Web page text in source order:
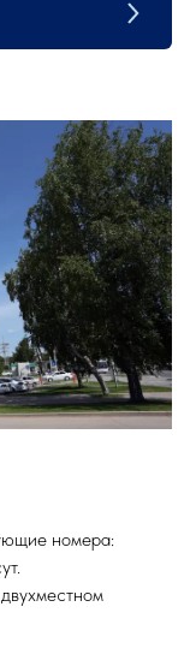
номера: